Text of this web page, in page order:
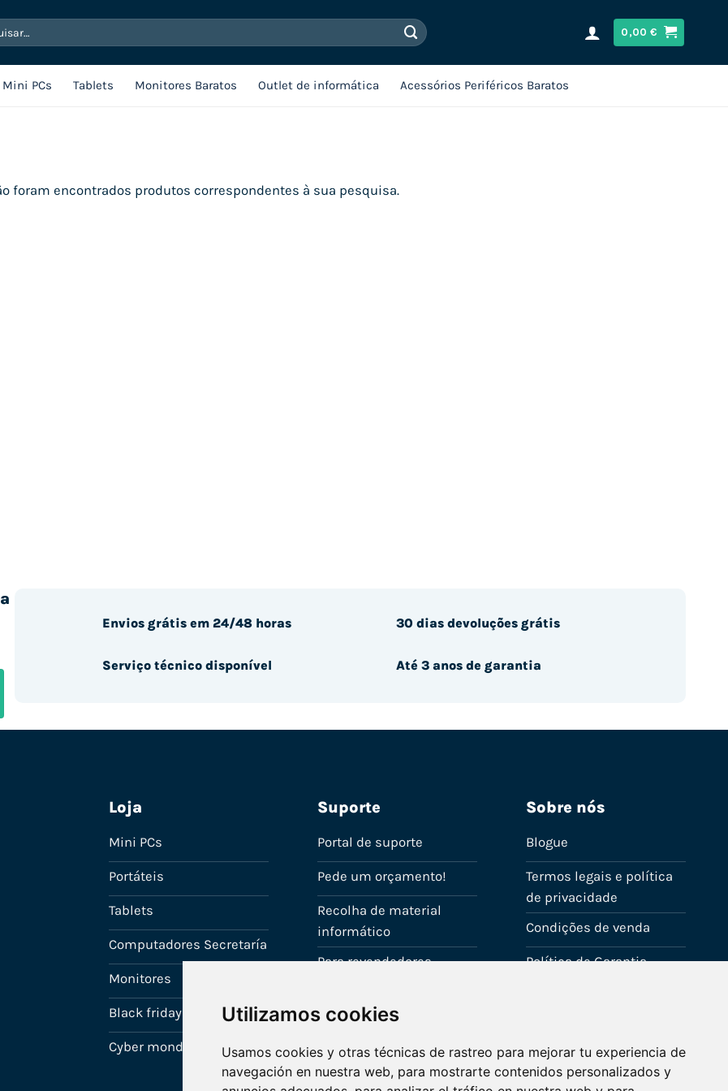
Utilizamos cookies
Usamos cookies y otras técnicas de rastreo para mejorar tu experiencia de
navegación en nuestra web, para mostrarte contenidos personalizados y
0,00€
Mini PCs Tablets Monitores Baratos Outlet de informática Acessórios Periféricos Baratos
foram encontrados produtos correspondentes à sua pesquisa.
Envios grátis em 24/48 horas
Serviço técnico disponível
30 dias devoluções grátis
Até 3 anos de garantia
Loja
Mini PCs
Portáteis
Tablets
Computadores Secretaría
Monitores
Black friday
Cyber monday
Suporte
Portal de suporte
Pede um orçamento!
Recolha de material
informático
Para revendedores
Sobre nós
Blogue
Termos legais e política
de privacidade
Condições de venda
Política de Garantia
Fale connosco